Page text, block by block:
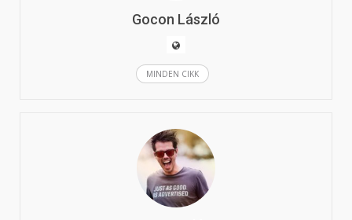
Gocon László
MINDEN CIKK